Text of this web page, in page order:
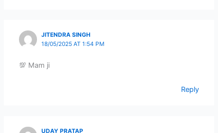
JITENDRA SINGH
18/05/2025 AT 1:54 PM
💯 Mam ji
Reply
UDAY PRATAP